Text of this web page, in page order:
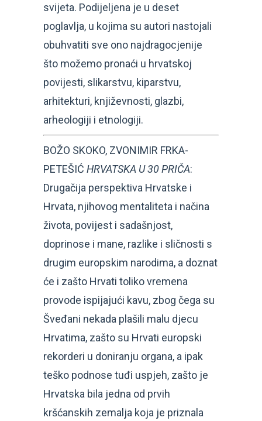
svijeta. Podijeljena je u deset
poglavlja, u kojima su autori nastojali
obuhvatiti sve ono najdragocjenije
što možemo pronaći u hrvatskoj
povijesti, slikarstvu, kiparstvu,
arhitekturi, književnosti, glazbi,
arheologiji i etnologiji.
BOŽO SKOKO, ZVONIMIR FRKA-
PETEŠIĆ HRVATSKA U 30 PRIČA:
Drugačija perspektiva Hrvatske i
Hrvata, njihovog mentaliteta i načina
života, povijest i sadašnjost,
doprinose i mane, razlike i sličnosti s
drugim europskim narodima, a doznat
će i zašto Hrvati toliko vremena
provode ispijajući kavu, zbog čega su
Šveđani nekada plašili malu djecu
Hrvatima, zašto su Hrvati europski
rekorderi u doniranju organa, a ipak
teško podnose tuđi uspjeh, zašto je
Hrvatska bila jedna od prvih
kršćanskih zemalja koja je priznala